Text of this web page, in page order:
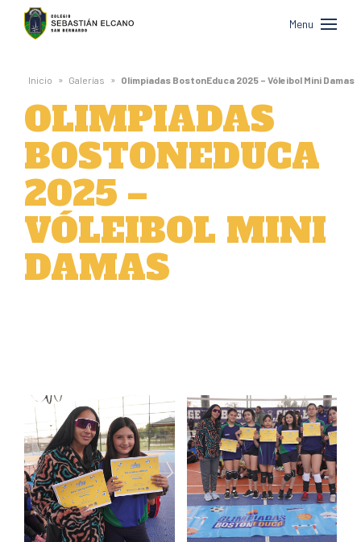
Colegio
Sebastián
Elcano
de
San
Bernardo
Menu
Inicio » Galerías » Olimpiadas BostonEduca 2025 – Vóleibol Mini Damas
OLIMPIADAS
BOSTONEDUCA
2025 –
VÓLEIBOL MINI
DAMAS